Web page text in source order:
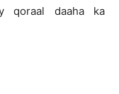
qoraal daaha ka